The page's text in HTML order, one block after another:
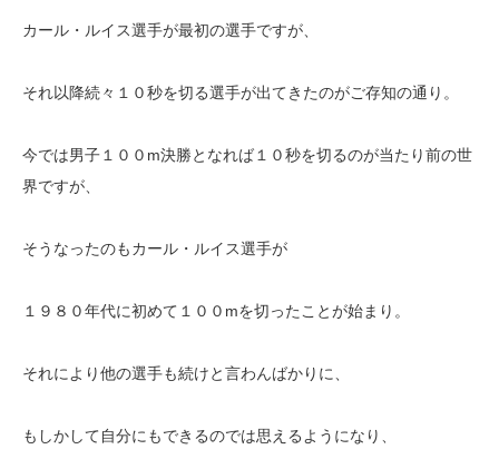
カール・ルイス選手が最初の選手ですが、
それ以降続々１０秒を切る選手が出てきたのがご存知の通り。
今では男子１００m決勝となれば１０秒を切るのが当たり前の世
界ですが、
そうなったのもカール・ルイス選手が
１９８０年代に初めて１００mを切ったことが始まり。
それにより他の選手も続けと言わんばかりに、
もしかして自分にもできるのでは思えるようになり、